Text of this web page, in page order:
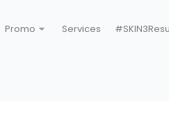
Promo Services